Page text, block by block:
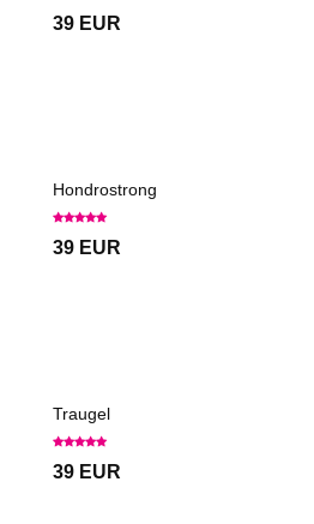
39 EUR
Hondrostrong
39 EUR
Traugel
39 EUR